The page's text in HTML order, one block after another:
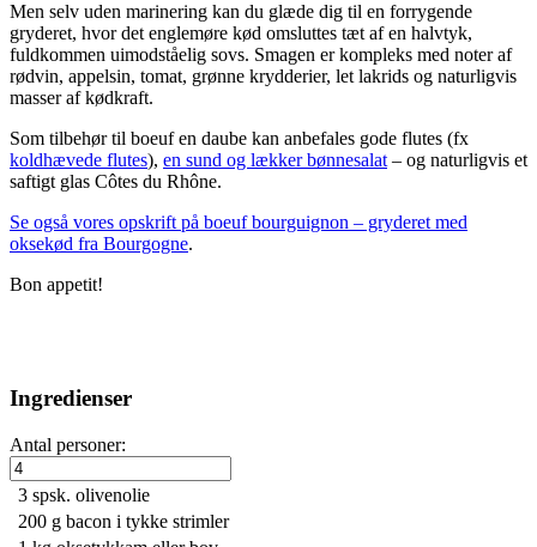
Men selv uden marinering kan du glæde dig til en forrygende
gryderet, hvor det englemøre kød omsluttes tæt af en halvtyk,
fuldkommen uimodståelig sovs. Smagen er kompleks med noter af
rødvin, appelsin, tomat, grønne krydderier, let lakrids og naturligvis
masser af kødkraft.
Som tilbehør til boeuf en daube kan anbefales gode flutes (fx
koldhævede flutes), en sund og lækker bønnesalat – og naturligvis et
saftigt glas Côtes du Rhône.
Se også vores opskrift på boeuf bourguignon – gryderet med
oksekød fra Bourgogne.
Bon appetit!
Ingredienser
Antal personer:
3 spsk. olivenolie
200 g bacon i tykke strimler